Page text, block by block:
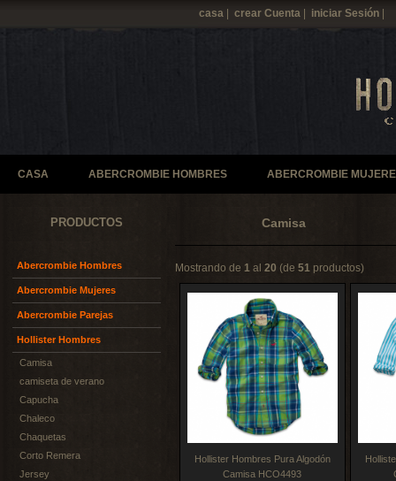
casa crear Cuenta iniciar Sesión
CASA ABERCROMBIE HOMBRES ABERCROMBIE
PRODUCTOS
Abercrombie Hombres
Abercrombie Mujeres
Abercrombie Parejas
Hollister Hombres
Camisa
camiseta de verano
Capucha
Chaleco
Chaquetas
Corto Remera
Jersey
Camisa
Mostrando de 1 al 20 (de 51 productos)
Hollister Hombres Pura Algodón
Camisa HCO4493